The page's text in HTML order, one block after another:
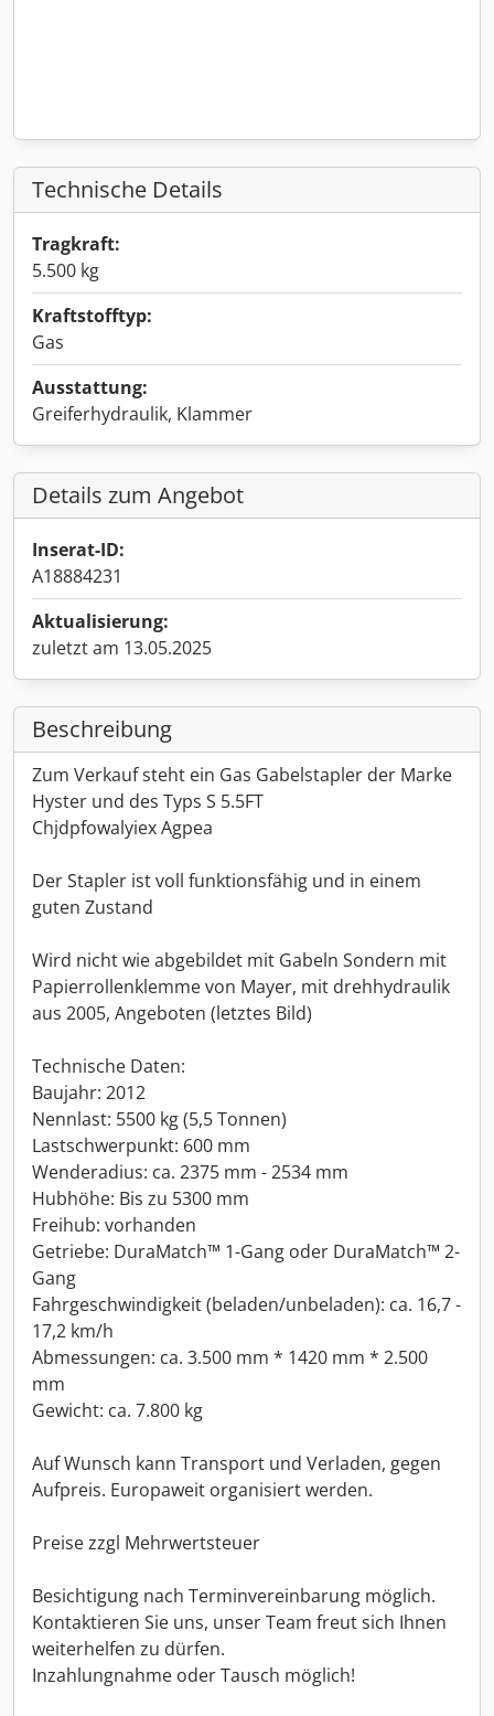
Technische Details
Tragkraft:
5.500 kg
Kraftstofftyp:
Gas
Ausstattung:
Greiferhydraulik, Klammer
Details zum Angebot
Inserat-ID:
A18884231
Aktualisierung:
zuletzt am 13.05.2025
Beschreibung
Zum Verkauf steht ein Gas Gabelstapler der Marke
Hyster und des Typs S 5.5FT
Chjdpfowalyiex Agpea
Der Stapler ist voll funktionsfähig und in einem
guten Zustand
Wird nicht wie abgebildet mit Gabeln Sondern mit
Papierrollenklemme von Mayer, mit drehhydraulik
aus 2005, Angeboten (letztes Bild)
Technische Daten:
Baujahr: 2012
Nennlast: 5500 kg (5,5 Tonnen)
Lastschwerpunkt: 600 mm
Wenderadius: ca. 2375 mm - 2534 mm
Hubhöhe: Bis zu 5300 mm
Freihub: vorhanden
Getriebe: DuraMatch™ 1-Gang oder DuraMatch™ 2-
Gang
Fahrgeschwindigkeit (beladen/unbeladen): ca. 16,7 -
17,2 km/h
Abmessungen: ca. 3.500 mm * 1420 mm * 2.500
mm
Gewicht: ca. 7.800 kg
Auf Wunsch kann Transport und Verladen, gegen
Aufpreis. Europaweit organisiert werden.
Preise zzgl Mehrwertsteuer
Besichtigung nach Terminvereinbarung möglich.
Kontaktieren Sie uns, unser Team freut sich Ihnen
weiterhelfen zu dürfen.
Inzahlungnahme oder Tausch möglich!